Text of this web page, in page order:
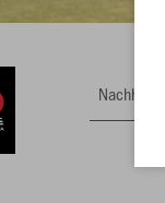
Nachhaltig